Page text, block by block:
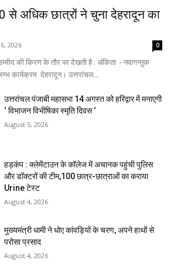
से अधिक छात्रों ने चुना देहरादून का
2026 0
उम्मीद की किरण के तौर पर देखती है : अंकिता - नवागन्तुक
कार्यक्रम देहरादून। उत्तरांचल...
उत्तरांचल पंजाबी महासभा 14 अगस्त को हरिद्वार में मनाएगी
‘ विभाजन विभीषिका स्मृति दिवस ‘
August 5, 2026
हड़कंप : क्लेमेंटाउन के कॉलेज में अचानक पहुंची पुलिस
और डॉक्टरों की टीम,100 छात्र-छात्राओं का कराया
Urine टेस्ट
August 4, 2026
मुख्यमंत्री धामी ने धोए कांवड़ियों के चरण, अपने हाथों से
परोसा प्रसाद
August 4, 2026